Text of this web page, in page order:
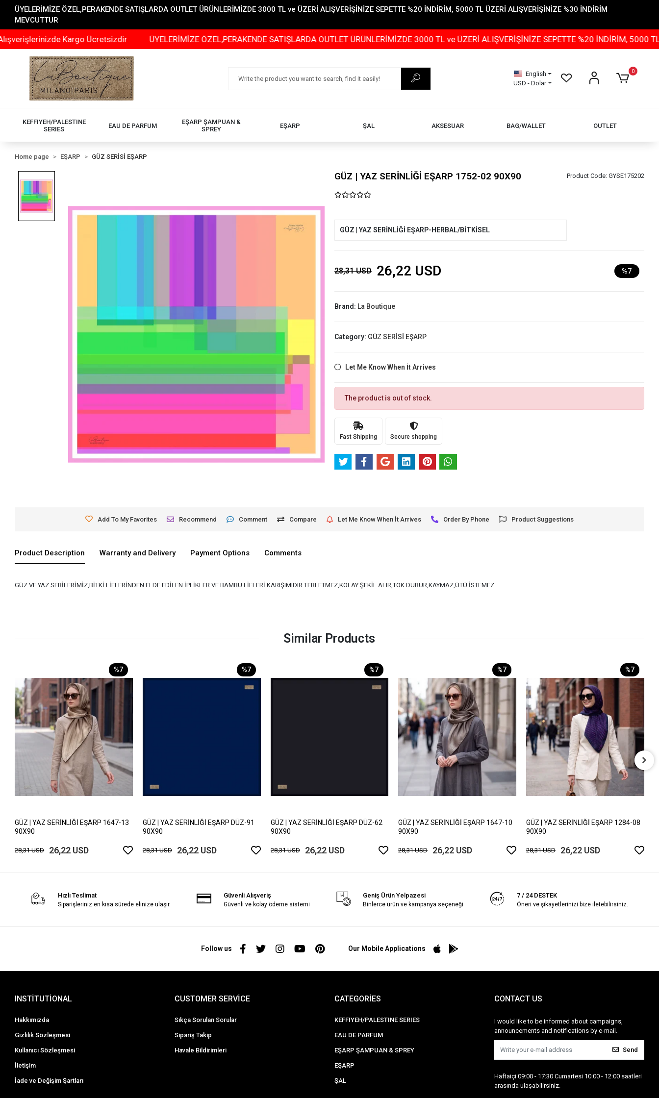
ÜYELERİMİZE ÖZEL,PERAKENDE SATIŞLARDA OUTLET ÜRÜNLERİMİZDE 3000 TL ve ÜZERİ ALIŞVERİŞİNİZE SEPETTE %20 İNDİRİM, 5000 TL ÜZERİ ALIŞVERİŞİNİZE %30 İNDİRİM
MEVCUTTUR
Kargo Ücretsizdir ÜYELERİMİZE ÖZEL,PERAKENDE SATIŞLARDA OUTLET ÜRÜNLERİMİZDE 3000 TL ve ÜZERİ ALIŞVERİŞİNİZE SEPETTE %20 İNDİRİM, 5000 TL
English
USD - Dolar
0
KEFFIYEH/PALESTINE
SERIES
EAU DE PARFUM
EŞARP ŞAMPUAN &
SPREY
EŞARP ŞAL AKSESUAR BAG/WALLET OUTLET
Home page EŞARP GÜZ SERİSİ EŞARP
GÜZ | YAZ SERİNLİĞİ EŞARP 1752-02 90X90 Product Code: GYSE175202
GÜZ | YAZ SERİNLİĞİ EŞARP-HERBAL/BİTKİSEL
28,31 USD 26,22 USD %7
Brand: La Boutique
Category: GÜZ SERİSİ EŞARP
Let Me Know When İt Arrives
The product is out of stock.
Fast Shipping Secure shopping
Add To My Favorites Recommend Comment Compare Let Me Know When İt Arrives Order By Phone Product Suggestions
Product Description Warranty and Delivery Payment Options Comments
GÜZ VE YAZ SERİLERİMİZ,BİTKİ LİFLERİNDEN ELDE EDİLEN İPLİKLER VE BAMBU LİFLERİ KARIŞIMIDIR.TERLETMEZ,KOLAY ŞEKİL ALIR,TOK DURUR,KAYMAZ,ÜTÜ İSTEMEZ.
Similar Products
%7
GÜZ | YAZ SERİNLİĞİ EŞARP 1647-13
90X90
28,31 USD 26,22 USD
%7
GÜZ | YAZ SERİNLİĞİ EŞARP DÜZ-91
90X90
28,31 USD 26,22 USD
%7
GÜZ | YAZ SERİNLİĞİ EŞARP DÜZ-62
90X90
28,31 USD 26,22 USD
%7
GÜZ | YAZ SERİNLİĞİ EŞARP 1647-10
90X90
28,31 USD 26,22 USD
%7
GÜZ | YAZ SERİNLİĞİ EŞARP 1284-08
90X90
28,31 USD 26,22 USD
Hızlı Teslimat
Siparişleriniz en kısa sürede elinize ulaşır.
Güvenli Alışveriş
Güvenli ve kolay ödeme sistemi
Geniş Ürün Yelpazesi
Binlerce ürün ve kampanya seçeneği
7 / 24 DESTEK
Öneri ve şikayetlerinizi bize iletebilirsiniz.
Follow us Our Mobile Applications
INSTİTUTİONAL
Hakkımızda
Gizlilik Sözleşmesi
Kullanıcı Sözleşmesi
İletişim
İade ve Değişim Şartları
CUSTOMER SERVİCE
Sıkça Sorulan Sorular
Sipariş Takip
Havale Bildirimleri
CATEGORİES
KEFFIYEH/PALESTINE SERIES
EAU DE PARFUM
EŞARP ŞAMPUAN & SPREY
EŞARP
ŞAL
CONTACT US
I would like to be informed about campaigns,
announcements and notifications by e-mail.
Send
Haftaiçi 09:00 - 17:30 Cumartesi 10:00 - 12:00 saatleri
arasında ulaşabilirsiniz.